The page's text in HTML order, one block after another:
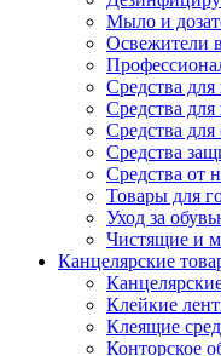
Мыло и
Освежители
Средства для
Средства
Средства для
Средства
Средства от
Товары для
Уход за
Чистящие и
Канцелярские
Клейкие
Клеящие
Конторское